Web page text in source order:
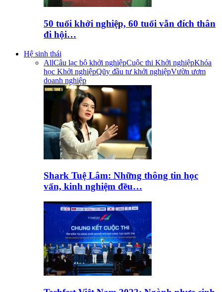
50 tuổi khởi nghiệp, 60 tuổi vẫn đích thân
đi hội…
Hệ sinh thái
AllCâu lạc bộ khởi nghiệpCuộc thi Khởi nghiệpKhóa
học Khởi nghiệpQũy đầu tư khởi nghiệpVườn ươm
doanh nghiệp
Shark Tuệ Lâm: Những thông tin học
vấn, kinh nghiệm đều…